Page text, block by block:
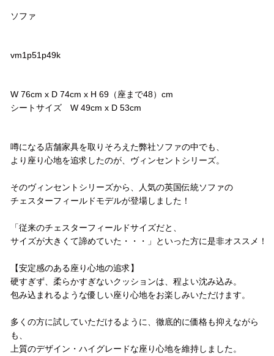
ソファ
vm1p51p49k
W 76cm x D 74cm x H 69（座まで48）cm
シートサイズ W 49cm x D 53cm
噂になる店舗家具を取りそろえた弊社ソファの中でも、
より座り心地を追求したのが、ヴィンセントシリーズ。
そのヴィンセントシリーズから、人気の英国伝統ソファの
チェスターフィールドモデルが登場しました！
「従来のチェスターフィールドサイズだと、
サイズが大きくて諦めていた・・・」といった方に是非オススメ！
【安定感のある座り心地の追求】
硬すぎず、柔らかすぎないクッションは、程よい沈み込み。
包み込まれるような優しい座り心地をお楽しみいただけます。
多くの方に試していただけるように、徹底的に価格も抑えながら
も、
上質のデザイン・ハイグレードな座り心地を維持しました。